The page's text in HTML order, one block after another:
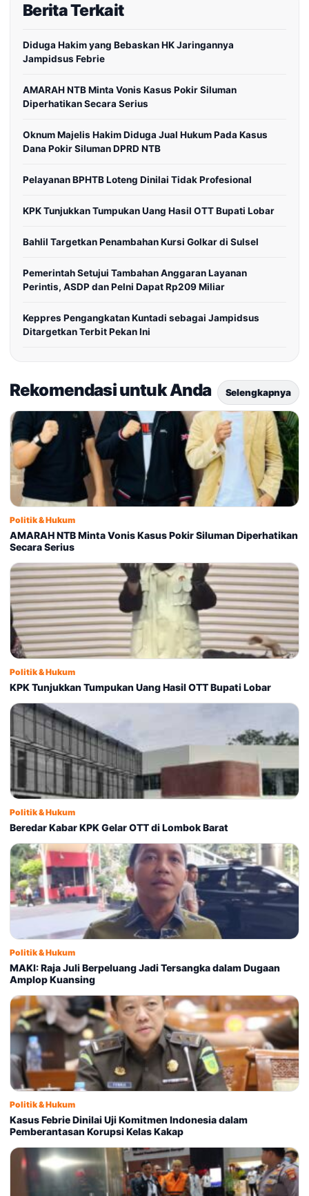
Berita Terkait
Diduga Hakim yang Bebaskan HK Jaringannya
Jampidsus Febrie
AMARAH NTB Minta Vonis Kasus Pokir Siluman
Diperhatikan Secara Serius
Oknum Majelis Hakim Diduga Jual Hukum Pada Kasus
Dana Pokir Siluman DPRD NTB
Pelayanan BPHTB Loteng Dinilai Tidak Profesional
KPK Tunjukkan Tumpukan Uang Hasil OTT Bupati Lobar
Bahlil Targetkan Penambahan Kursi Golkar di Sulsel
Pemerintah Setujui Tambahan Anggaran Layanan
Perintis, ASDP dan Pelni Dapat Rp209 Miliar
Keppres Pengangkatan Kuntadi sebagai Jampidsus
Ditargetkan Terbit Pekan Ini
Rekomendasi untuk Anda Selengkapnya
Politik & Hukum
AMARAH NTB Minta Vonis Kasus Pokir Siluman Diperhatikan
Secara Serius
Politik & Hukum
KPK Tunjukkan Tumpukan Uang Hasil OTT Bupati Lobar
Politik & Hukum
Beredar Kabar KPK Gelar OTT di Lombok Barat
Politik & Hukum
MAKI: Raja Juli Berpeluang Jadi Tersangka dalam Dugaan
Amplop Kuansing
Politik & Hukum
Kasus Febrie Dinilai Uji Komitmen Indonesia dalam
Pemberantasan Korupsi Kelas Kakap